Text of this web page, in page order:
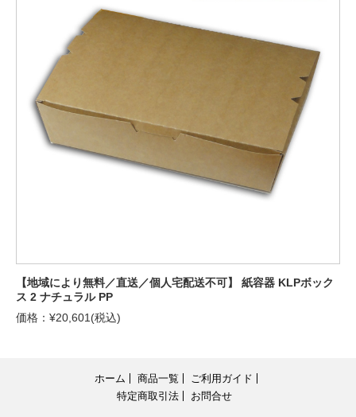
【地域により無料／直送／個人宅配送不可】 紙容器 KLPボック
ス 2 ナチュラル PP
価格：¥20,601(税込)
ホーム 商品一覧
ご利用ガイド
特定商取引法
お問合せ